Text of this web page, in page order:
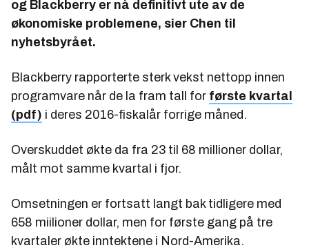
og Blackberry er nå definitivt ute av de
økonomiske problemene, sier Chen til
nyhetsbyrået.
Blackberry rapporterte sterk vekst nettopp innen
programvare når de la fram tall for første kvartal
(pdf) i deres 2016-fiskalår forrige måned.
Overskuddet økte da fra 23 til 68 millioner dollar,
målt mot samme kvartal i fjor.
Omsetningen er fortsatt langt bak tidligere med
658 miilioner dollar, men for første gang på tre
kvartaler økte inntektene i Nord-Amerika.